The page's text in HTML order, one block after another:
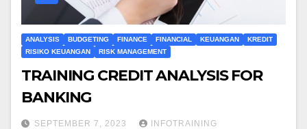
ANALYSIS BUDGETING FINANCE FINANCIAL KEUANGAN
KREDIT
RISIKO KEUANGAN
RISK MANAGEMENT
TRAINING CREDIT ANALYSIS FOR
BANKING
SEPTEMBER 7, 2023 INFOTRAINING